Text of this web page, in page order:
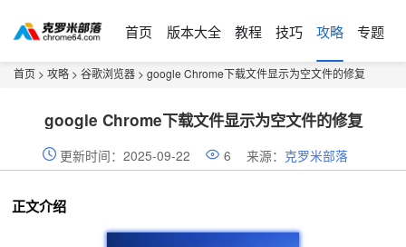
首页 版本大全 教程 技巧 攻略 专题
首页 > 攻略 > 谷歌浏览器 > google Chrome下载文件显示为空文件的修复
google Chrome下载文件显示为空文件的修复
更新时间：2025-09-22 6 来源： 克罗米部落
正文介绍